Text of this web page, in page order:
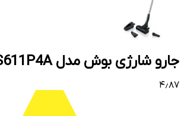
جارو شارژی بوش مدل BCS611P4A
۴٫۸۷